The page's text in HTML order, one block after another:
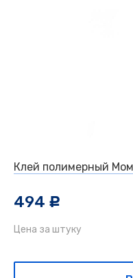
Клей полимерный
494 c
Цена за штуку